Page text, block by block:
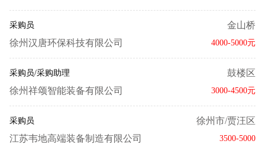
采购员
金山桥
徐州汉唐环保科技有限公司
4000-5000元
采购员/采购助理
鼓楼区
徐州祥颂智能装备有限公司
3000-4500元
采购员
徐州市/贾汪区
江苏韦地高端装备制造有限公司
3500-5000